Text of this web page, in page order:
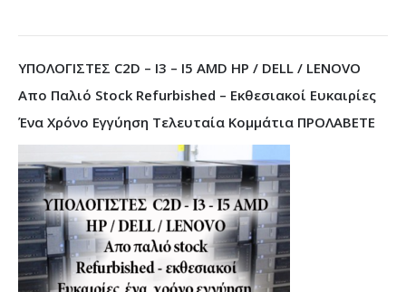
ΥΠΟΛΟΓΙΣΤΕΣ C2D – I3 – I5 AMD HP / DELL / LENOVO
Απο Παλιό Stock Refurbished – Εκθεσιακοί Ευκαιρίες
Ένα Χρόνο Εγγύηση Τελευταία Κομμάτια ΠΡΟΛΑΒΕΤΕ